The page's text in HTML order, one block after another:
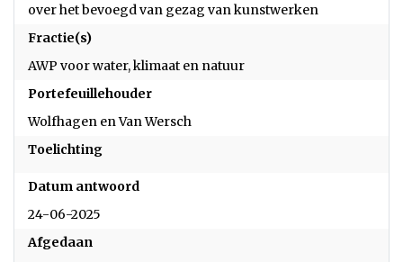
over het bevoegd van gezag van kunstwerken
Fractie(s)
AWP voor water, klimaat en natuur
Portefeuillehouder
Wolfhagen en Van Wersch
Toelichting
Datum antwoord
24-06-2025
Afgedaan